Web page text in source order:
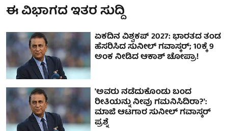
ಈ ವಿಭಾಗದ ಇತರ ಸುದ್ದಿ
ಏಕದಿನ ವಿಶ್ವಕಪ್‌ 2027: ಭಾರತದ ತಂಡ
ಹೆಸರಿಸಿದ ಸುನೀಲ್ ಗವಾಸ್ಕರ್; 10ಕ್ಕೆ 9
ಅಂಕ ನೀಡಿದ ಆಕಾಶ್ ಚೋಪ್ರಾ!
'ಅವರು ನಡೆದುಕೊಂಡು ಬಂದ
ರೀತಿಯನ್ನು ನೀವು ಗಮನಿಸಿದಿರಾ?':
ಮಾಜಿ ಆಟಗಾರ ಸುನೀಲ್ ಗವಾಸ್ಕರ್
ಪ್ರಶ್ನೆ